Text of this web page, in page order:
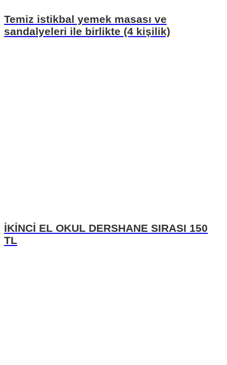
Temiz istikbal yemek masası ve
sandalyeleri ile birlikte (4 kişilik)
İKİNCİ EL OKUL DERSHANE SIRASI 150
TL